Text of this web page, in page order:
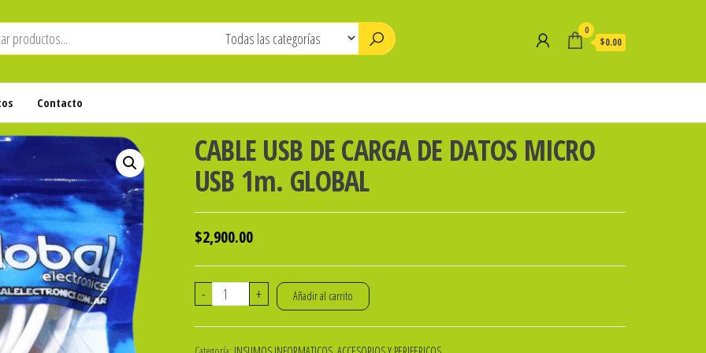
0
$0.00
Contacto
CABLE USB DE CARGA DE DATOS MICRO
USB 1m. GLOBAL
$2,900.00
-
CABLE
+ Añadir al carrito